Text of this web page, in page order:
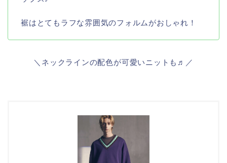
裾はとてもラフな雰囲気のフォルムがおしゃれ！
＼ネックラインの配色が可愛いニットも♬／